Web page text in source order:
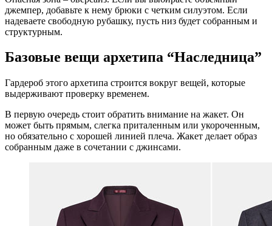
джемпер, добавьте к нему брюки с четким силуэтом. Если
надеваете свободную рубашку, пусть низ будет собранным и
структурным.
Базовые вещи архетипа “Наследница”
Гардероб этого архетипа строится вокруг вещей, которые
выдерживают проверку временем.
В первую очередь стоит обратить внимание на жакет. Он
может быть прямым, слегка приталенным или укороченным,
но обязательно с хорошей линией плеча. Жакет делает образ
собранным даже в сочетании с джинсами.